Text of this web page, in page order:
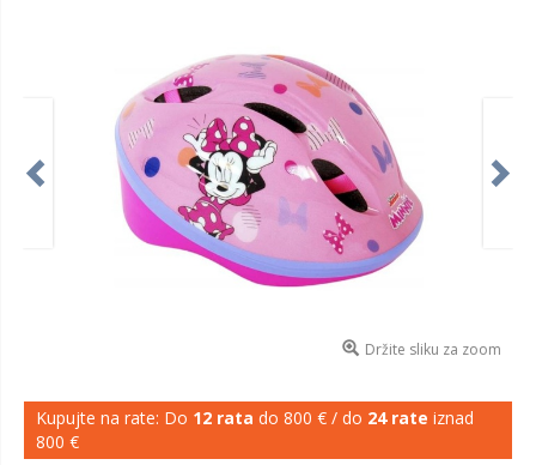
Držite sliku za zoom
Kupujte na rate: Do 12 rata do 800 € / do 24 rate iznad
800 €